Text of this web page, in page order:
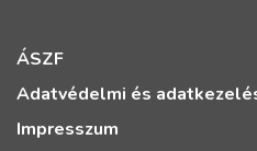
ÁSZF
Adatvédelmi és
Impresszum